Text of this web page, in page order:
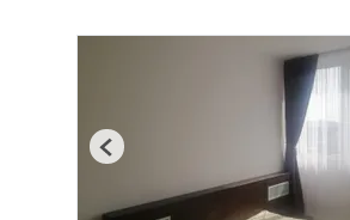
Previous